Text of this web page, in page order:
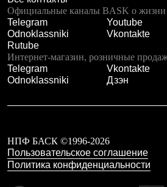
Где купить
Официальные каналы BASK о жизни
Telegram
Youtube
Odnoklassniki
Vkontakte
Rutube
Интернет-магазин, розничные
Telegram
Vkontakte
Odnoklassniki
Дзэн
НПФ БАСК ©1996-2026
Пользовательское соглашение
Политика конфиденциальности